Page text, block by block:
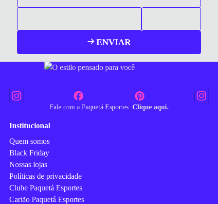
ENVIAR
Fale com a Paquetá Esportes. Clique aqui.
Institucional
Quem somos
Black Friday
Nossas lojas
Políticas de privacidade
Clube Paquetá Esportes
Cartão Paquetá Esportes